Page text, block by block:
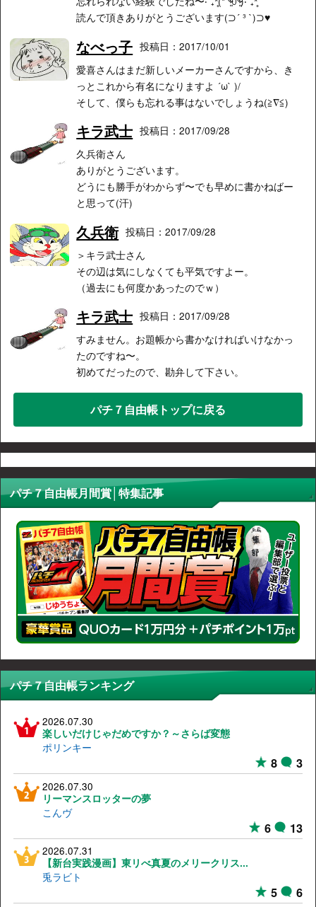
読んで頂きありがとうございます(⊃´ ³ `)⊃♥︎
なべっ子 投稿日：2017/10/01
愛喜さんはまだ新しいメーカーさんですから、き
っとこれから有名になりますよ ´ω` )/
そして、僕らも忘れる事はないでしょうね(≧∇≦)
キラ武士 投稿日：2017/09/28
久兵衛さん
ありがとうございます。
どうにも勝手がわからず〜でも早めに書かねばー
と思って(汗)
久兵衛 投稿日：2017/09/28
＞キラ武士さん
その辺は気にしなくても平気ですよー。
（過去にも何度かあったのでｗ）
キラ武士 投稿日：2017/09/28
すみません。お題帳から書かなければいけなかっ
たのですね〜。
初めてだったので、勘弁して下さい。
パチ７自由帳トップに戻る
パチ７自由帳月間賞│特集記事
パチ７自由帳ランキング
2026.07.30
楽しいだけじゃだめですか？～さらば変態
ポリンキー
8 3
2026.07.30
リーマンスロッターの夢
こんヴ
6 13
2026.07.31
【新台実践漫画】東リべ真夏のメリークリス...
兎ラビト
5 6